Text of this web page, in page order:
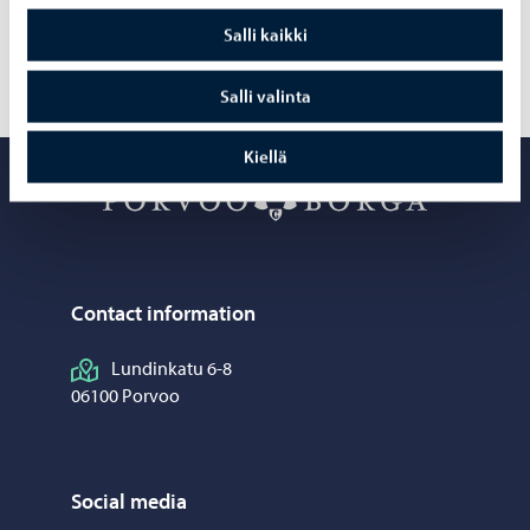
Salli kaikki
Salli valinta
Kiellä
Porvoon
Contact information
Lundinkatu 6-8
06100 Porvoo
Social media